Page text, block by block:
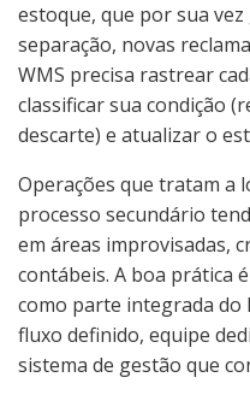
estoque, que por sua
separação, novas
WMS precisa rastrear
classificar sua condição
descarte) e atualizar o
Operações que tratam a
processo secundário
em áreas improvisadas,
contábeis. A boa prática
como parte integrada do
fluxo definido, equipe
sistema de gestão que